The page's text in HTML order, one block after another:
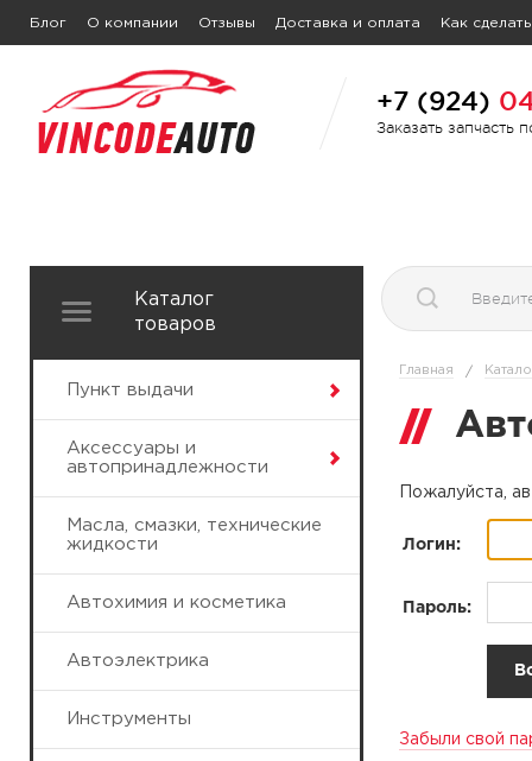
Блог О компании Отзывы Доставка и оплата Как
+7 (924)
Заказать запчасть
Каталог
товаров
Пункт выдачи
Аксессуары и
автопринадлежности
Масла, смазки, технические
жидкости
Автохимия и косметика
Автоэлектрика
Инструменты
Главная /
Пожалуйста,
Логин:
Пароль:
Забыли свой